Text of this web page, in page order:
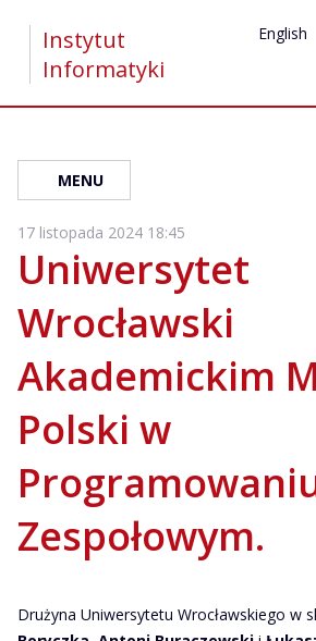
Instytut
Informatyki
English
MENU
17 listopada 2024 18:45
Uniwersytet
Wrocławski
Akademickim
Polski w
Zespołowym.
Drużyna Uniwersytetu Wrocławskiego w